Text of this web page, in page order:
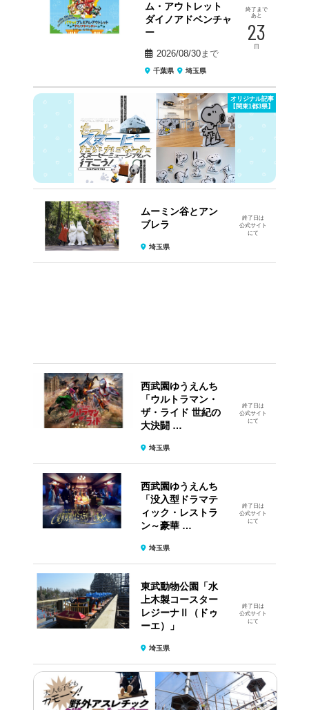
ム・アウトレット
ダイノアドベンチャ
ー
2026/08/30まで
千葉県 埼玉県
終了まで
あと
23
日
オリジナル記事
【関東1都3県】
ムーミン谷とアン
ブレラ
埼玉県
終了日は
公式サイト
にて
西武園ゆうえんち
「ウルトラマン・
ザ・ライド 世紀の
大決闘 …
埼玉県
終了日は
公式サイト
にて
西武園ゆうえんち
「没入型ドラマテ
ィック・レストラ
ン～豪華 …
埼玉県
終了日は
公式サイト
にて
東武動物公園「水
上木製コースター
レジーナⅡ（ドゥ
ーエ）」
埼玉県
終了日は
公式サイト
にて